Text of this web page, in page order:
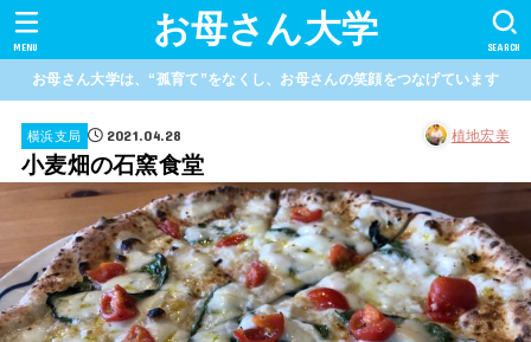
お母さん大学 SEARCH
MENU
お母さん大学は、“孤育て”をなくし、お母さんの笑顔をつなげています
横浜支局 2021.04.28 植地宏美
小麦畑の石窯食堂